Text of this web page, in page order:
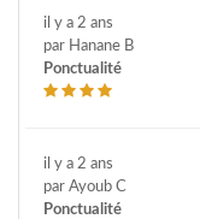
il y a 2 ans
par Hanane B
Ponctualité
il y a 2 ans
par Ayoub C
Ponctualité